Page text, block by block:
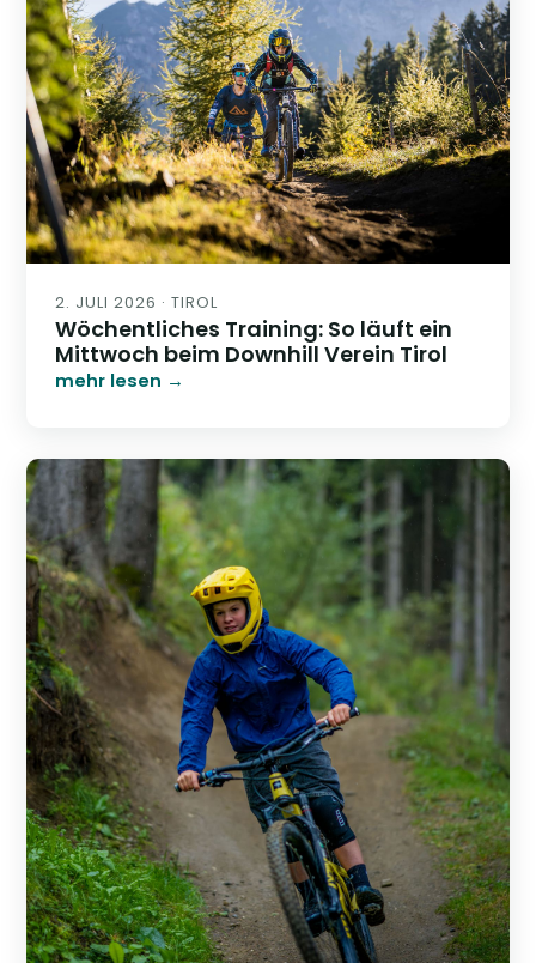
2. JULI 2026 · TIROL
Wöchentliches Training: So läuft ein
Mittwoch beim Downhill Verein Tirol
mehr lesen →